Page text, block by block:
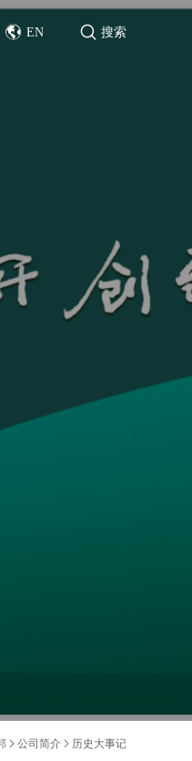
EN 搜索
公司简介 历史大事记